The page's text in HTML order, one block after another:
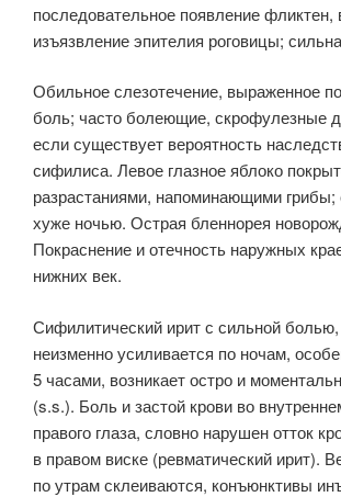
последовательное появление
изъязвление эпителия роговицы;
Обильное слезотечение, выраженное
боль; часто болеющие, скрофулезные
если существует вероятность
сифилиса. Левое глазное яблоко
разрастаниями, напоминающими грибы;
хуже ночью. Острая бленнорея
Покраснение и отечность наружных
нижних век.
Сифилитический ирит с сильной болью,
неизменно усиливается по ночам,
5 часами, возникает остро и
(s.s.). Боль и застой крови во
правого глаза, словно нарушен отток
в правом виске (ревматический ирит).
по утрам склеиваются, конъюнктивы